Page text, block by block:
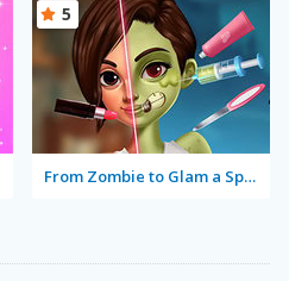
From Zombie to Glam a Spooky Transformation
5